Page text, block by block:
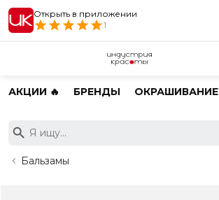
Открыть в приложении
1
АКЦИИ 🔥 БРЕНДЫ ОКРАШИВАНИЕ
Бальзамы